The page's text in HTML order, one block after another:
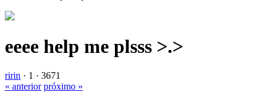
eeee help me plsss >.>
ririn · 1 · 3671
« anterior próximo »